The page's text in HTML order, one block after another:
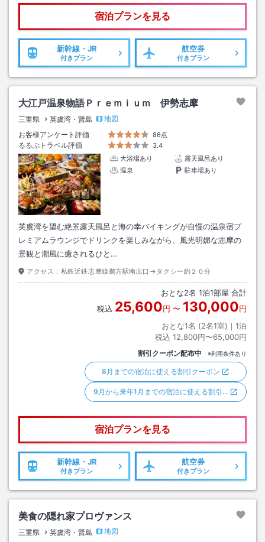
宿泊プランを見る
新幹線・JR
付きプラン
航空券
付きプラン
大江戸温泉物語Ｐｒｅｍｉｕｍ 伊勢志摩
三重県 英虞湾・賢島
地図
お客様アンケート評価
86点
るるぶトラベル評価
3.4
大浴場あり
露天風呂あり
温泉
駐車場あり
英虞湾を望む絶景露天風呂と海の幸バイキングが自慢の温泉宿プ
レミアムラウンジでドリンクを楽しみながら、風光明媚な志摩の
景観と潮風に癒されるひと…
アクセス： 私鉄近鉄志摩線鵜方駅南出口→タクシー約２０分
おとな2名 1泊1部屋 合計
税込 25,600円 〜 130,000円
おとな1名 (2名1室)｜ 1泊
税込 12,800円〜65,000円
割引クーポン配布中 ※利用条件あり
8月までの宿泊に使える割引クーポン
9月から来年1月までの宿泊に使える割引…
宿泊プランを見る
新幹線・JR
付きプラン
航空券
付きプラン
美食の隠れ家プロヴァンス
三重県 英虞湾・賢島
地図